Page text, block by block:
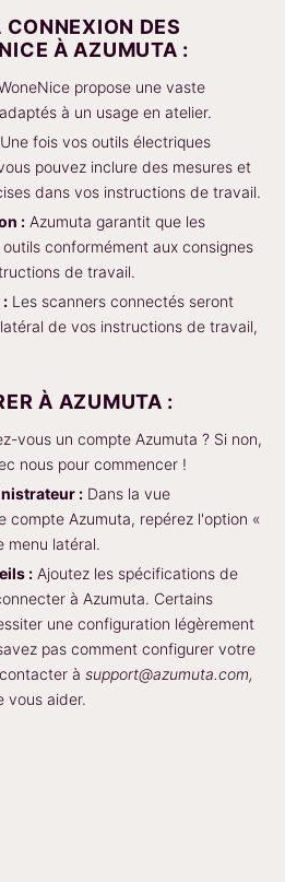
CONNEXION DES
À AZUMUTA :
propose une vaste
à un usage en atelier.
Une fois vos outils électriques
pouvez inclure des mesures et
dans vos instructions de travail.
: Azumuta garantit que les
conformément aux consignes
de travail.
: Les scanners connectés seront
de vos instructions de travail,
À AZUMUTA :
vous un compte Azumuta ? Si non,
nous pour commencer !
: Dans la vue
compte Azumuta, repérez l'option «
menu latéral.
: Ajoutez les spécifications de
à Azumuta. Certains
une configuration légèrement
pas comment configurer votre
à support@azumuta.com,
vous aider.